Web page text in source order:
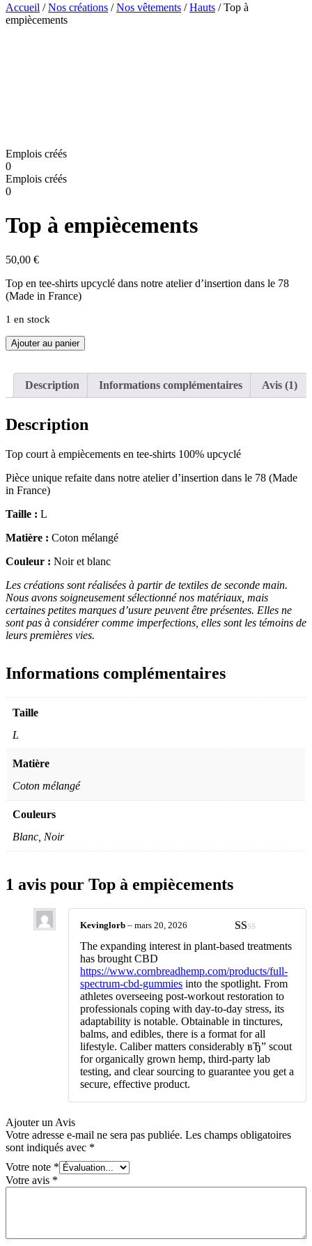
Accueil /Nos créations /Nos vêtements /Hauts / Top à
empiècements
Emplois créés
0
Emplois créés
0
Top à empiècements
50,00 €
Top en tee-shirts upcyclé dans notre atelier d’insertion dans le 78
(Made in France)
1 en stock
quantité
de
empiècements
Ajouter au panier
Description Informations complémentaires Avis (1)
Description
Top court à empiècements en tee-shirts 100% upcyclé
Pièce unique refaite dans notre atelier d’insertion dans le 78 (Made
in France)
Taille : L
Matière : Coton mélangé
Couleur : Noir et blanc
Les créations sont réalisées à partir de textiles de seconde main.
Nous avons soigneusement sélectionné nos matériaux, mais
certaines petites marques d’usure peuvent être présentes. Elles ne
sont pas à considérer comme imperfections, elles sont les témoins de
leurs premières vies.
Informations complémentaires
Taille
L
Matière
Coton mélangé
Couleurs
Blanc, Noir
1 avis pour Top à empiècements
Note
1
5
Kevinglorb – mars 20, 2026
The expanding interest in plant-based treatments
has brought CBD
https://www.cornbreadhemp.com/products/full-
spectrum-cbd-gummies into the spotlight. From
athletes overseeing post-workout restoration to
professionals coping with day-to-day stress, its
adaptability is notable. Obtainable in tinctures,
balms, and edibles, there is a format for all
lifestyle. Caliber matters considerably вЂ” scout
for organically grown hemp, third-party lab
testing, and clear sourcing to guarantee you get a
secure, effective product.
Ajouter un Avis
Votre adresse e-mail ne sera pas publiée. Les champs obligatoires
sont indiqués avec *
Votre note *
Votre avis *